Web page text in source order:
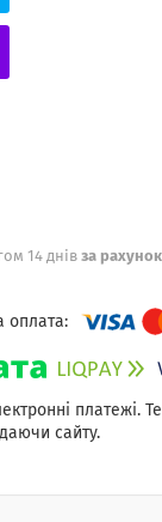
14 днів за
платежі.
сайту.